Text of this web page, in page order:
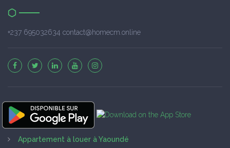
+237 695032634 contact@homecm.online
Appartement à louer à Yaoundé